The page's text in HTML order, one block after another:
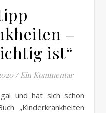
–
ist“
/ Ein Kommentar
„Kinderkrankheiten